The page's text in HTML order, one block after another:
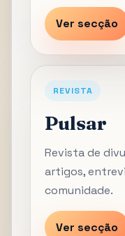
Ver secção
REVISTA
Pulsar
Revista de
artigos,
comunidade.
Ver secção